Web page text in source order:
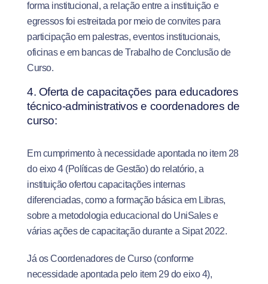
forma institucional, a relação entre a instituição e
egressos foi estreitada por meio de convites para
participação em palestras, eventos institucionais,
oficinas e em bancas de Trabalho de Conclusão de
Curso.
4. Oferta de capacitações para educadores
técnico-administrativos e coordenadores de
curso:
Em cumprimento à necessidade apontada no item 28
do eixo 4 (Políticas de Gestão) do relatório, a
instituição ofertou capacitações internas
diferenciadas, como a formação básica em Libras,
sobre a metodologia educacional do UniSales e
várias ações de capacitação durante a Sipat 2022.
Já os Coordenadores de Curso (conforme
necessidade apontada pelo item 29 do eixo 4),